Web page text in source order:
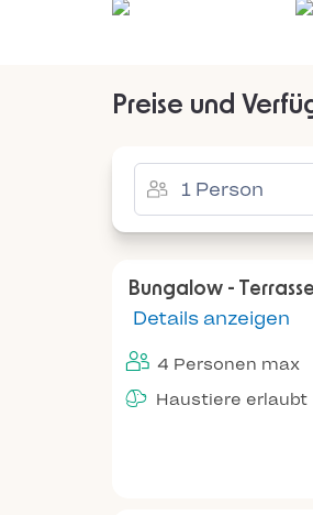
Preise und
Bungalow - Terrasse
Details anzeigen
4 Personen max
Haustiere erlaubt